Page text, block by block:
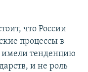
что России
процессы в
имели тенденцию
и не роль